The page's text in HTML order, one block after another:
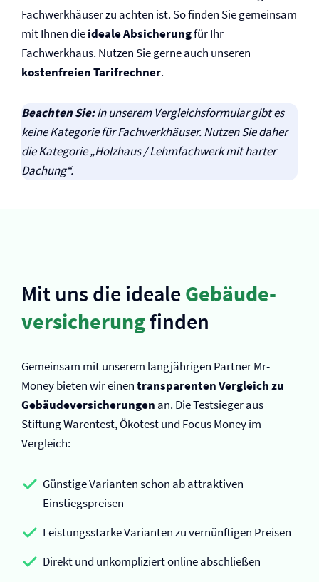
Fachwerkhäuser zu achten ist. So finden Sie gemeinsam
mit Ihnen dieideale Absicherungfür Ihr
Fachwerkhaus. Nutzen Sie gerne auch unseren
kostenfreien Tarifrechner.
Beachten Sie:In unserem Vergleichsformular gibt es
keine Kategorie für Fachwerkhäuser. Nutzen Sie daher
die Kategorie „Holzhaus / Lehmfachwerk mit harter
Dachung“.
Mit uns die ideale Gebäude­
versicherungfinden
Gemeinsam mit unserem langjährigen Partner Mr-
Money bieten wir einentransparenten Vergleich zu
Gebäude­versicherungen an. Die Testsieger aus
Stiftung Warentest, Ökotest und Focus Money im
Vergleich:
Günstige Varianten schon ab attraktiven
Einstiegspreisen
Leistungsstarke Varianten zu vernünftigen Preisen
Direkt und unkompliziert online abschließen